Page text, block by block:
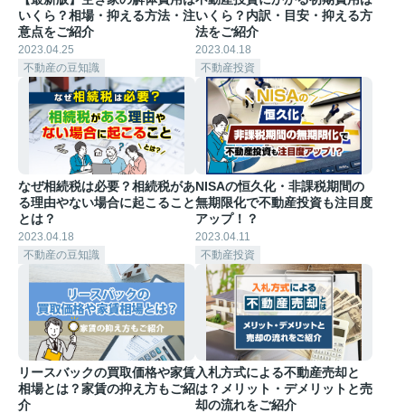
いくら？相場・抑える方法・注
意点をご紹介
2023.04.25
不動産の豆知識
いくら？内訳・目安・抑える方
法をご紹介
2023.04.18
不動産投資
なぜ相続税は必要？相続税があ
る理由やない場合に起こること
とは？
2023.04.18
不動産の豆知識
NISAの恒久化・非課税期間の
無期限化で不動産投資も注目度
アップ！？
2023.04.11
不動産投資
リースバックの買取価格や家賃
相場とは？家賃の抑え方もご紹
介
入札方式による不動産売却と
は？メリット・デメリットと売
却の流れをご紹介